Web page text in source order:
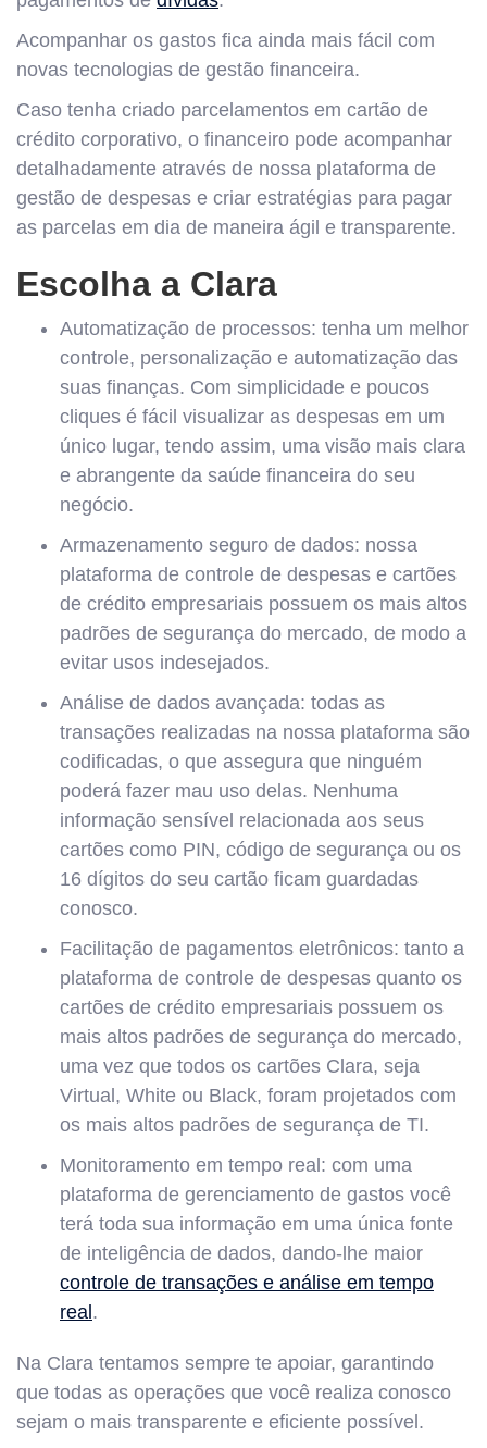
Acompanhar os gastos fica ainda mais fácil com
novas tecnologias de gestão financeira.
Caso tenha criado parcelamentos em cartão de
crédito corporativo, o financeiro pode acompanhar
detalhadamente através de nossa plataforma de
gestão de despesas e criar estratégias para pagar
as parcelas em dia de maneira ágil e transparente.
Escolha a Clara
Automatização de processos: tenha um melhor
controle, personalização e automatização das
suas finanças. Com simplicidade e poucos
cliques é fácil visualizar as despesas em um
único lugar, tendo assim, uma visão mais clara
e abrangente da saúde financeira do seu
negócio.
Armazenamento seguro de dados: nossa
plataforma de controle de despesas e cartões
de crédito empresariais possuem os mais altos
padrões de segurança do mercado, de modo a
evitar usos indesejados.
Análise de dados avançada: todas as
transações realizadas na nossa plataforma são
codificadas, o que assegura que ninguém
poderá fazer mau uso delas. Nenhuma
informação sensível relacionada aos seus
cartões como PIN, código de segurança ou os
16 dígitos do seu cartão ficam guardadas
conosco.
Facilitação de pagamentos eletrônicos: tanto a
plataforma de controle de despesas quanto os
cartões de crédito empresariais possuem os
mais altos padrões de segurança do mercado,
uma vez que todos os cartões Clara, seja
Virtual, White ou Black, foram projetados com
os mais altos padrões de segurança de TI.
Monitoramento em tempo real: com uma
plataforma de gerenciamento de gastos você
terá toda sua informação em uma única fonte
de inteligência de dados, dando-lhe maior
controle de transações e análise em tempo
real .
Na Clara tentamos sempre te apoiar, garantindo
que todas as operações que você realiza conosco
sejam o mais transparente e eficiente possível.